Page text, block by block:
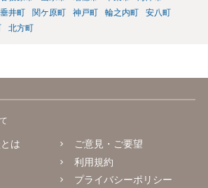
法です。 本人申立てであっても、できれば労
働問題に精通した支援者に、書面だけでなく
ード勝負です。孤立せず、知識と経験のある
垂井町 関ケ原町 神戸町 輪之内町
安八町
北方町
は
ご意見・ご要望
利用規約
プライバシーポリシー